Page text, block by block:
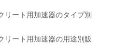
リート用加速器のタイプ別
リート用加速器の用途別販